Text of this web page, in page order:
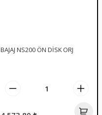
BAJAJ NS200 ÖN DİSK ORJ